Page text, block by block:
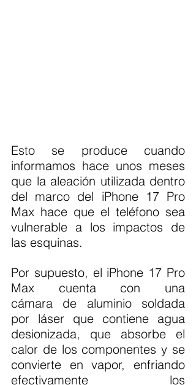
Esto se produce cuando
informamos hace unos meses
que la aleación utilizada dentro
del marco del iPhone 17 Pro
Max hace que el teléfono sea
vulnerable a los impactos de
las esquinas.
Por supuesto, el iPhone 17 Pro
Max cuenta con una
cámara de aluminio soldada
por láser que contiene agua
desionizada, que absorbe el
calor de los componentes y se
convierte en vapor, enfriando
efectivamente los